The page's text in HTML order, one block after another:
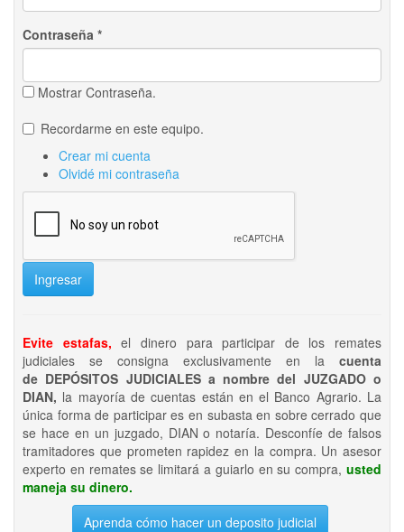
Contraseña *
Mostrar Contraseña.
Recordarme en este equipo.
Crear mi cuenta
Olvidé mi contraseña
Ingresar
Evite estafas, el dinero para participar de los remates
judiciales se consigna exclusivamente en la cuenta
de DEPÓSITOS JUDICIALES a nombre del JUZGADO o
DIAN, la mayoría de cuentas están en el Banco Agrario. La
única forma de participar es en subasta en sobre cerrado que
se hace en un juzgado, DIAN o notaría. Desconfíe de falsos
tramitadores que prometen rapidez en la compra. Un asesor
experto en remates se limitará a guiarlo en su compra, usted
maneja su dinero.
Aprenda cómo hacer un deposito judicial